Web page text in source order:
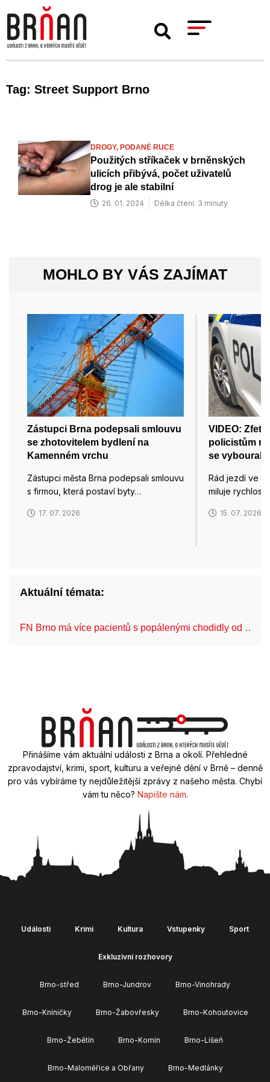
Tag: Street Support Brno
DROGY, PODANÉ RUCE
Použitých stříkaček v brněnských
ulicích přibývá, počet uživatelů
drog je ale stabilní
26. 01. 2024 Délka čtení: 3 minuty
MOHLO BY VÁS ZAJÍMAT
Zástupci Brna podepsali smlouvu
se zhotovitelem bydlení na
Kamenném vrchu
Zástupci města Brna podepsali smlouvu
s firmou, která postaví byty…
17. 07. 2026
VIDEO:
policistům
se vyboural
Rád jezdí ve
miluje rychlost
15. 07. 2026
Aktuální témata:
FN Brno má více pacientů s popálenými chodidly od …
Přinášíme vám aktuální události z Brna a okolí. Přehledné
zpravodajství, krimi, sport, kulturu a veřejné dění v Brně – denně
pro vás vybíráme ty nejdůležitější zprávy z našeho města. Chybí
vám tu něco? Napište nám.
Události Krimi Kultura Vstupenky Sport
Exkluzivní rozhovory
Brno-střed Brno-Jundrov Brno-Vinohrady
Brno-Kníničky Brno-Žabovřesky Brno-Kohoutovice
Brno-Žebětín Brno-Komín Brno-Líšeň
Brno-Maloměřice a Obřany Brno-Medlánky